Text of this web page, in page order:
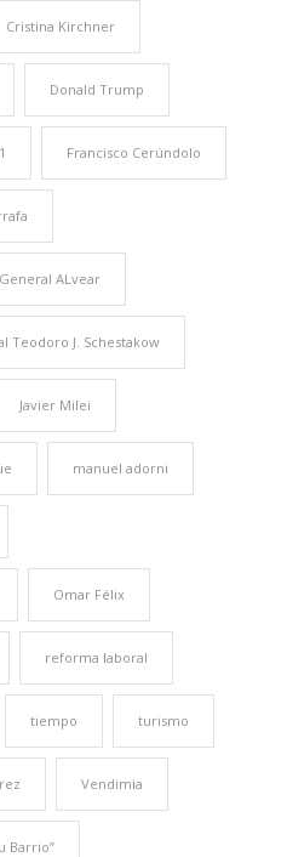
Cristina Kirchner
Donald Trump
Francisco Cerúndolo
General ALvear
Teodoro J. Schestakow
Javier Milei
manuel adorni
Omar Félix
reforma laboral
tiempo turismo
Vendimia
Barrio”